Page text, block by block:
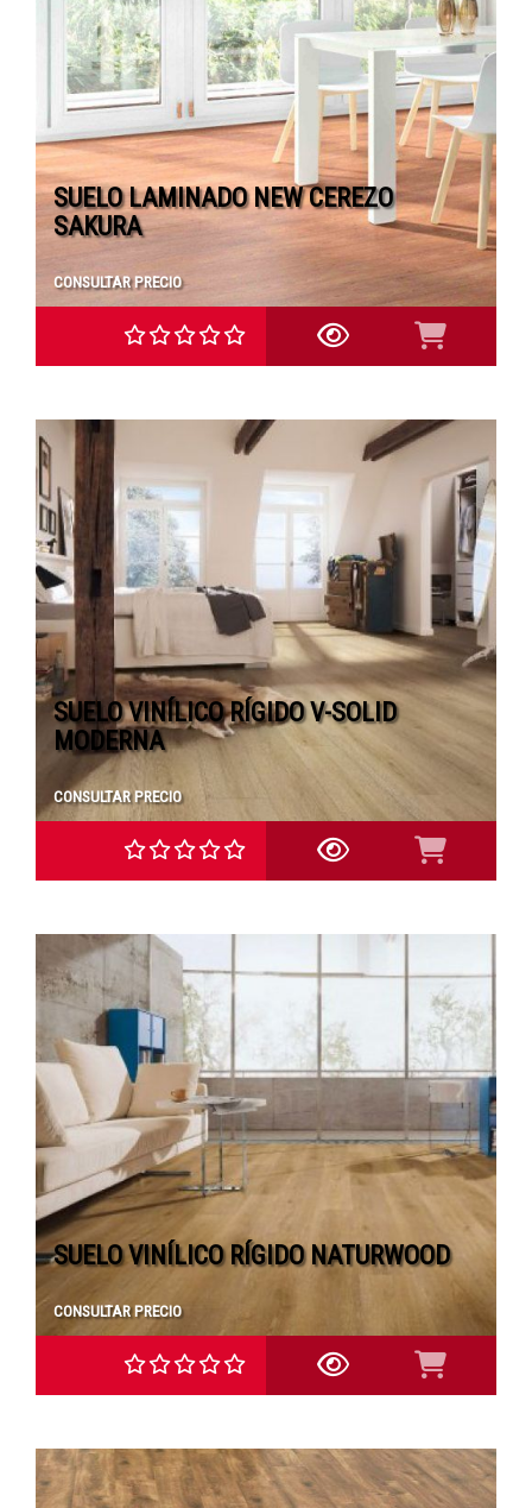
SUELO LAMINADO NEW CEREZO
SAKURA
CONSULTAR PRECIO
SUELO VINÍLICO RÍGIDO V-SOLID
MODERNA
CONSULTAR PRECIO
SUELO VINÍLICO RÍGIDO NATURWOOD
CONSULTAR PRECIO